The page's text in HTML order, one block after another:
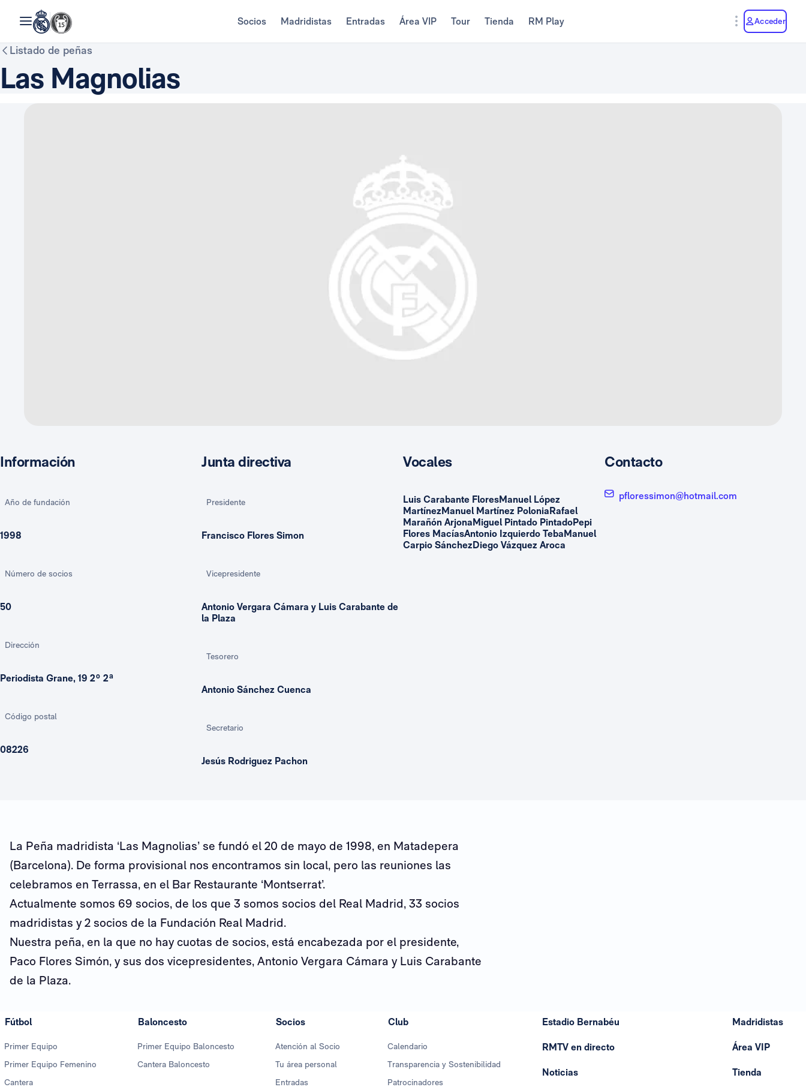
Socios Madridistas Entradas Área VIP Tour Tienda RM Play Acceder
Listado de peñas
Las Magnolias
Información
Año de fundación
1998
Número de socios
50
Dirección
Periodista Grane, 19 2º 2ª
Código postal
08226
Junta directiva
Presidente
Francisco Flores Simon
Vicepresidente
Antonio Vergara Cámara y Luis Carabante de
la Plaza
Tesorero
Antonio Sánchez Cuenca
Secretario
Jesús Rodriguez Pachon
Vocales
Luis Carabante FloresManuel López
MartínezManuel Martínez PoloniaRafael
Marañón ArjonaMiguel Pintado PintadoPepi
Flores MacíasAntonio Izquierdo TebaManuel
Carpio SánchezDiego Vázquez Aroca
Contacto
pfloressimon@hotmail.com
La Peña madridista ‘Las Magnolias’ se fundó el 20 de mayo de 1998, en Matadepera
(Barcelona). De forma provisional nos encontramos sin local, pero las reuniones las
celebramos en Terrassa, en el Bar Restaurante ‘Montserrat’.
Actualmente somos 69 socios, de los que 3 somos socios del Real Madrid, 33 socios
madridistas y 2 socios de la Fundación Real Madrid.
Nuestra peña, en la que no hay cuotas de socios, está encabezada por el presidente,
Paco Flores Simón, y sus dos vicepresidentes, Antonio Vergara Cámara y Luis Carabante
de la Plaza.
Fútbol
Primer Equipo
Primer Equipo Femenino
Cantera
Baloncesto
Primer Equipo Baloncesto
Cantera Baloncesto
Socios
Atención al Socio
Tu área personal
Entradas
Club
Calendario
Transparencia y Sostenibilidad
Patrocinadores
Estadio Bernabéu
RMTV en directo
Noticias
Madridistas
Área VIP
Tienda